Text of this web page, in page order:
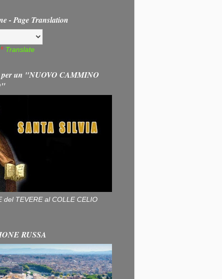
- Page Translation
Translate
per un "NUOVO CAMMINO
del TEVERE al COLLE CELIO
RUSSA